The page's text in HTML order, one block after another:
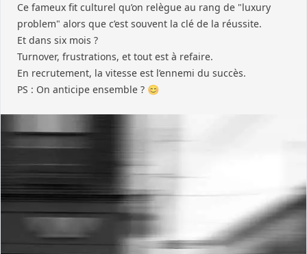
Ce fameux fit culturel qu’on relègue au rang de "luxury
problem" alors que c’est souvent la clé de la réussite.
Et dans six mois ?
Turnover, frustrations, et tout est à refaire.
En recrutement, la vitesse est l’ennemi du succès.
PS : On anticipe ensemble ? 😊